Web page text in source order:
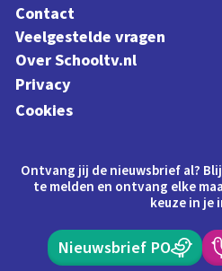
Contact
Veelgestelde vragen
Over Schooltv.nl
Privacy
Cookies
Ontvang jij de nieuwsbrief al?
te melden en ontvang elke
keuze in je
Nieuwsbrief PO